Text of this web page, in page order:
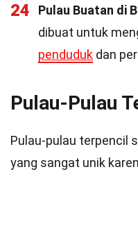
24 Pulau Buatan di
dibuat untuk
penduduk dan
Pulau-Pulau
Pulau-pulau terpencil
yang sangat unik